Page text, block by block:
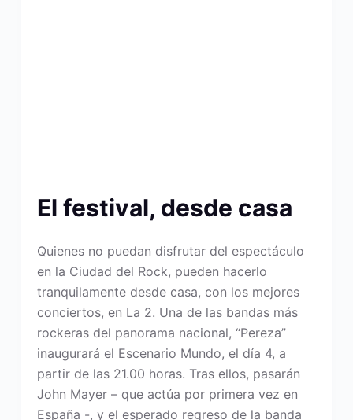
El festival, desde casa
Quienes no puedan disfrutar del espectáculo
en la Ciudad del Rock, pueden hacerlo
tranquilamente desde casa, con los mejores
conciertos, en La 2. Una de las bandas más
rockeras del panorama nacional, “Pereza”
inaugurará el Escenario Mundo, el día 4, a
partir de las 21.00 horas. Tras ellos, pasarán
John Mayer – que actúa por primera vez en
España -, y el esperado regreso de la banda